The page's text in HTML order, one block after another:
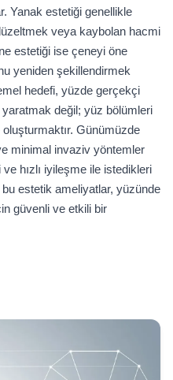
Yanak estetiği genellikle
veya kaybolan hacmi
estetiği ise çeneyi öne
yeniden şekillendirmek
hedefi, yüzde gerçekçi
değil; yüz bölümleri
Günümüzde
minimal invaziv yöntemler
hızlı iyileşme ile istedikleri
estetik ameliyatlar, yüzünde
güvenli ve etkili bir